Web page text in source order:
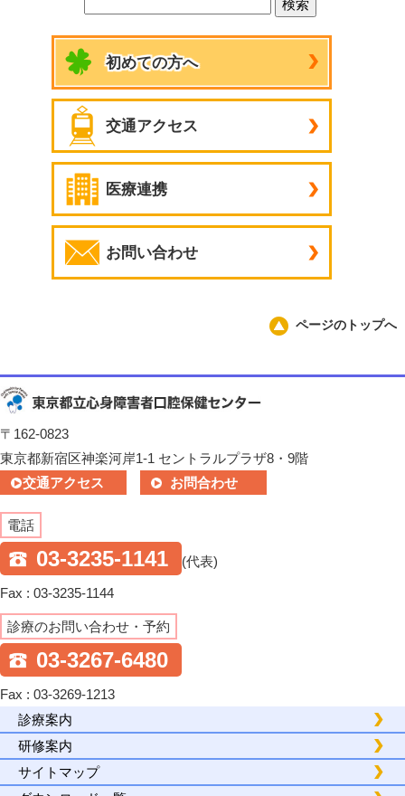
初めての方へ
交通アクセス
医療連携
お問い合わせ
ページのトップへ
〒162-0823
東京都新宿区神楽河岸1-1 セントラルプラザ8・9階
交通アクセス
お問合わせ
電話
03-3235-1141 (代表)
Fax : 03-3235-1144
診療のお問い合わせ・予約
03-3267-6480
Fax : 03-3269-1213
診療案内
研修案内
サイトマップ